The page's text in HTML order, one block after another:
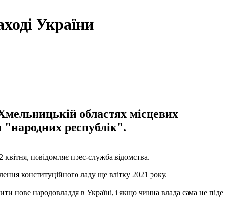
України
областях місцевих
республік".
повідомляє прес-служба відомства.
конституційного ладу ще влітку 2021 року.
нове народовладдя в Україні, і якщо чинна влада сама не піде